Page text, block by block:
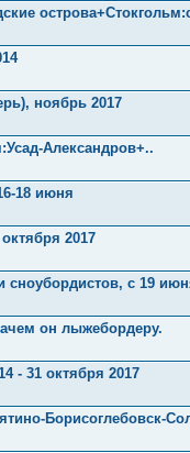
ноябрь 2017
Александров+..
18 июня
2017
с 19
он лыжебордеру.
- 31 октября 2017
Борисоглебовск-